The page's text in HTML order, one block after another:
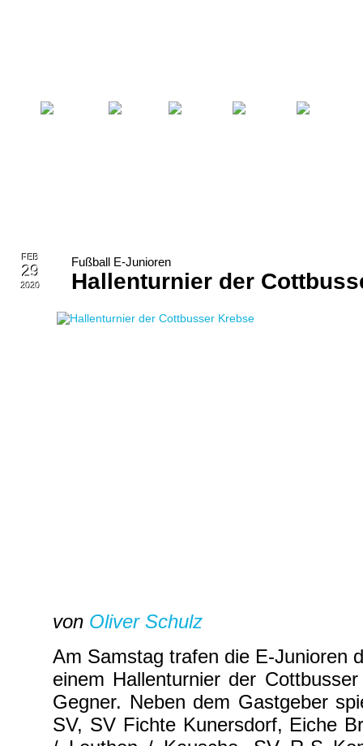
FEB
29
2020
Fußball E-Junioren
Hallenturnier der
von Oliver Schulz
Am Samstag trafen die E-Junioren
einem Hallenturnier der
Gegner. Neben dem Gastgeber
SV, SV Fichte Kunersdorf, Eiche